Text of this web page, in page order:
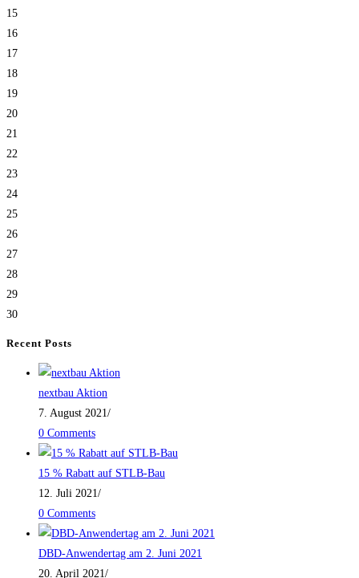
15
16
17
18
19
20
21
22
23
24
25
26
27
28
29
30
Recent Posts
nextbau Aktion
7. August 2021/
0 Comments
15 % Rabatt auf STLB-Bau
12. Juli 2021/
0 Comments
DBD-Anwendertag am 2. Juni 2021
20. April 2021/